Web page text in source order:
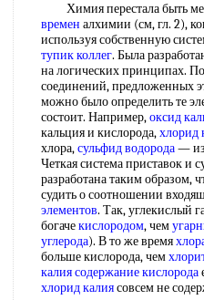
Химия перестала быть
времен алхимии (см, гл. 2),
используя собственную
тупикколлег. Была
на логических принципах.
соединений, предложенных
можно было определить те
состоит. Например,оксид
кальция и кислорода,хлорид
хлора,сульфид водорода— из
Четкая система приставок и
разработана таким образом,
судить о соотношении
элементов. Так, углекислый
богачекислородом, чем
углерода). В то же время
больше кислорода, чем
калиясодержание кислорода
хлорид калиясовсем не